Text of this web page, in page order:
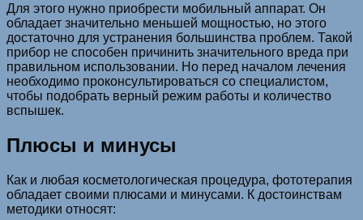
Для этого нужно приобрести мобильный аппарат. Он
обладает значительно меньшей мощностью, но этого
достаточно для устранения большинства проблем. Такой
прибор не способен причинить значительного вреда при
правильном использовании. Но перед началом лечения
необходимо проконсультироваться со специалистом,
чтобы подобрать верный режим работы и количество
вспышек.
Плюсы и минусы
Как и любая косметологическая процедура, фототерапия
обладает своими плюсами и минусами. К достоинствам
методики относят: